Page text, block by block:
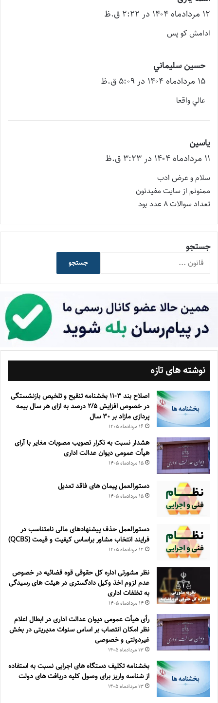
ف
ت
۱۲ مرداد‌ماه ۱۴۰۴ در ۲:۲۲ ق.ظ
ادامش کو پس
حسين سليماني
ف
۱۵ مرداد‌ماه ۱۴۰۴ در ۵:۰۹ ق.ظ
عالي واقعا
یاسین
ف
ت
:
۱۱ مرداد‌ماه ۱۴۰۴ در ۳:۲۳ ق.ظ
سلام و عرض ادب
ممنونم از سایت مفیدتون
تعداد سوالات 8 عدد بود
جستجو
جستجو
نوشته های تازه
اصلاح بند ۳‏-۱۱ بخشنامه تنقیح و تلخیص بازنشستگی
در خصوص افزایش ۵‏‏‏‏‏‏‏‏‏/۲ درصد به ازای هر سال بیمه
پردازی مازاد بر ۳۰‏ سال
۱۶ مرداد‌ماه ۱۴۰۵
هشدار نسبت به تکرار تصویب مصوبات مغایر با آرای
هیأت عمومی دیوان عدالت اداری
۱۵ مرداد‌ماه ۱۴۰۵
دستورالعمل پیمان های فاقد تعدیل
۱۵ مرداد‌ماه ۱۴۰۵
دستورالعمل حذف پيشنهادهای مالی نامتناسب در
فرايند انتخاب مشاور براساس كيفيت و قيمت (QCBS)
۱۴ مرداد‌ماه ۱۴۰۵
نظر مشورتی اداره کل حقوقی قوه قضائیه در خصوص
عدم لزوم اخذ وکیل دادگستری در هیئت های رسیدگی
به تخلفات اداری
۱۴ مرداد‌ماه ۱۴۰۵
رأی هیأت عمومی دیوان عدالت اداری در ابطال اعلام
نظر امکان انتصاب بر اساس سنوات مدیریتی در بخش
غیردولتی و خصوصی
۱۳ مرداد‌ماه ۱۴۰۵
بخشنامه تکلیف دستگاه های اجرایی نسبت به استفاده
از شناسه واریز برای وصول کلیه دریافت های دولت
۱۳ مرداد‌ماه ۱۴۰۵